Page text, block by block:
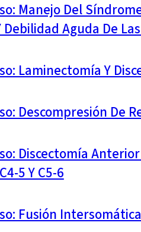
Manejo Del
Debilidad Aguda De
Laminectomía Y
Descompresión De
Discectomía
5 Y C5-6
Fusión